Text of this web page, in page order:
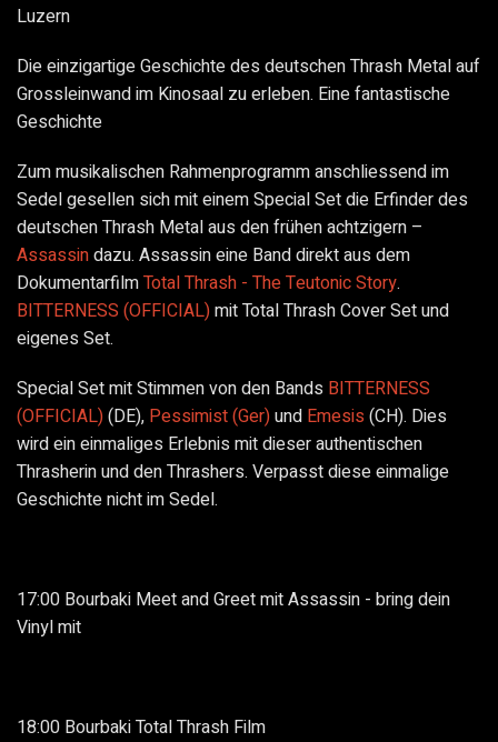
Luzern
Die einzigartige Geschichte des deutschen Thrash Metal auf
Grossleinwand im Kinosaal zu erleben. Eine fantastische
Geschichte
Zum musikalischen Rahmenprogramm anschliessend im
Sedel gesellen sich mit einem Special Set die Erfinder des
deutschen Thrash Metal aus den frühen achtzigern –
Assassindazu. Assassin eine Band direkt aus dem
DokumentarfilmTotal Thrash - The Teutonic Story.
BITTERNESS (OFFICIAL)mit Total Thrash Cover Set und
eigenes Set.
Special Set mit Stimmen von den Bands BITTERNESS
(OFFICIAL)(DE), Pessimist (Ger)und Emesis (CH). Dies
wird ein einmaliges Erlebnis mit dieser authentischen
Thrasherin und den Thrashers. Verpasst diese einmalige
Geschichte nicht im Sedel.
17:00 Bourbaki Meet and Greet mit Assassin - bring dein
Vinyl mit
18:00 Bourbaki Total Thrash Film